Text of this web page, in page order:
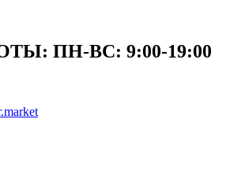
ПН-ВC: 9:00-19:00